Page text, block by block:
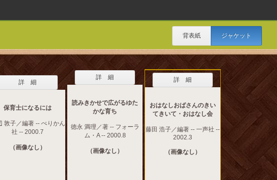
背表紙 ジャケット
詳 細
保育士になるには
敦子／編著 -- ぺりかん
社 -- 2000.7
（画像なし）
詳 細
読みきかせで広がるゆた
かな育ち
徳永 満理／著 -- フォーラ
ム・A -- 2000.8
（画像なし）
詳 細
おはなしおばさんのきい
てきいて・おはなし会
藤田 浩子／編著 -- 一声社 --
2002.3
（画像なし）